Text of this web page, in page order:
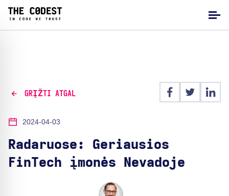
GRĮŽTI ATGAL
2024-04-03
Radaruose: Geriausios
FinTech įmonės Nevadoje